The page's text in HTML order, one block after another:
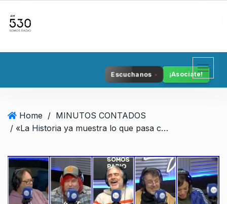
Escuchanos ¡Asociate!
Home / MINUTOS CONTADOS
/ «La Historia ya muestra lo que pasa con las proscripciones, peligra la democracia»